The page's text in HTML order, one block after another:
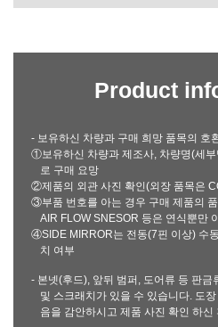
Product
- 보유하신 차량과 구매 희망 품목의 호
①보유하신 차량과 제조사, 차량명(세
로 구매 요망
②제품의 외관 사진 확인(외장 품목은
③부품 번호를 아는 경우 구매 제품의
AIR FLOW SNESOR 등은 연식뿐만
④SIDE MIRROR는 전동(7핀 이상) 수
치 여부
- 본넷(후드), 앞뒤 범퍼, 도어류 등 판금
및 스크래치가 있을 수 있습니다. 도
음을 감안하시고 제품 사진 확인 하